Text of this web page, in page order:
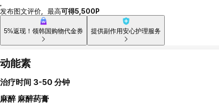
发布图文评价，最高可得5,500P
5%返现！领韩国购物代金券 提供副作用安心护理服务
动能素
治疗时间 3-50 分钟
麻醉 麻醉药膏